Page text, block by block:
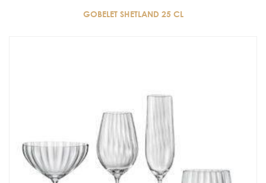
GOBELET SHETLAND 25 CL